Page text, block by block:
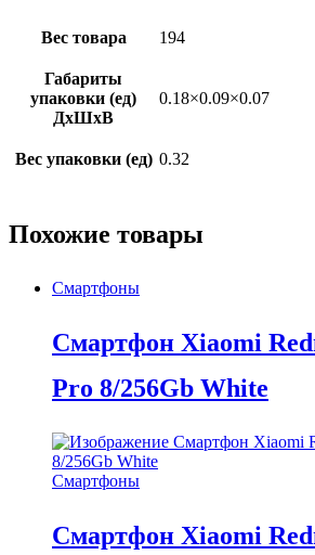
Вес товара 194
Габариты
упаковки (ед)
ДхШхВ
0.18×0.09×0.07
Вес упаковки (ед) 0.32
Похожие товары
Смартфоны
Смартфон Xiaomi
Pro 8/256Gb White
Смартфоны
Смартфон Xiaomi